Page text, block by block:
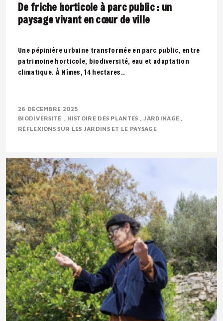
De friche horticole à parc public : un
paysage vivant en cœur de ville
Une pépinière urbaine transformée en parc public, entre
patrimoine horticole, biodiversité, eau et adaptation
climatique. À Nîmes, 14 hectares..
26 DÉCEMBRE 2025
BIODIVERSITÉ
HISTOIRE DES PLANTES
JARDINAGE
RÉFLEXIONS SUR LES JARDINS ET LE PAYSAGE